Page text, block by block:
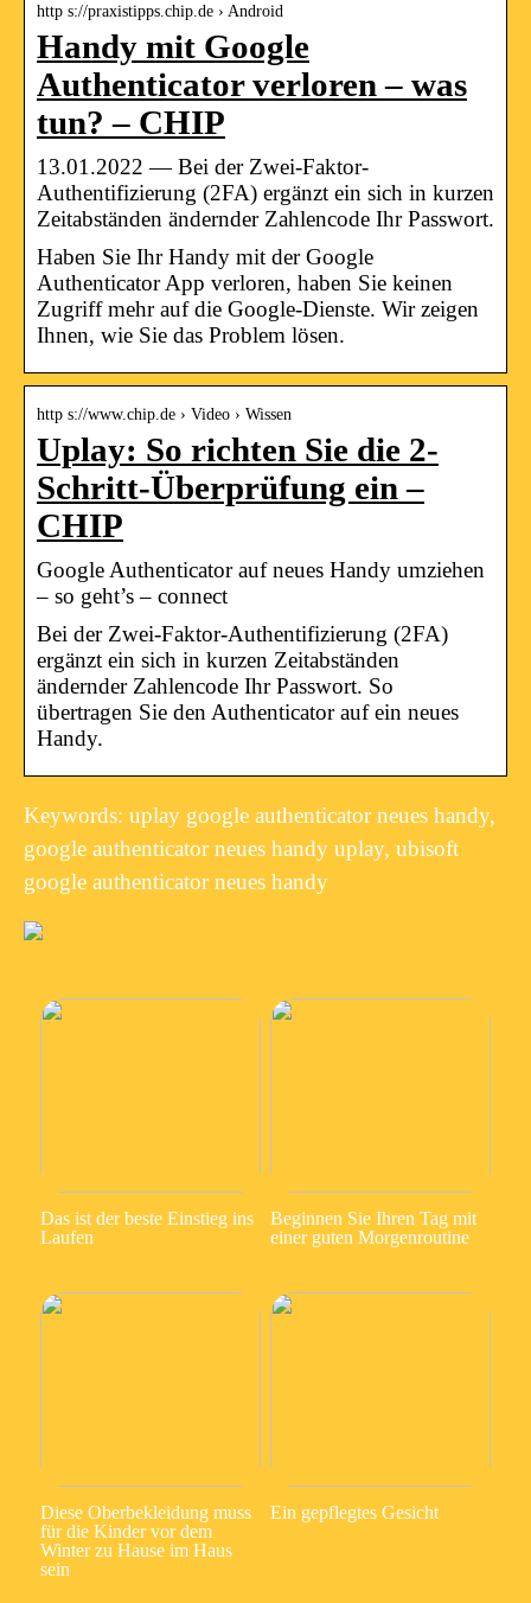
http s://praxistipps.chip.de › Android
Handy mit Google
Authenticator verloren – was
tun? – CHIP
13.01.2022 — Bei der Zwei-Faktor-
Authentifizierung (2FA) ergänzt ein sich in kurzen
Zeitabständen ändernder Zahlencode Ihr Passwort.
Haben Sie Ihr Handy mit der Google
Authenticator App verloren, haben Sie keinen
Zugriff mehr auf die Google-Dienste. Wir zeigen
Ihnen, wie Sie das Problem lösen.
http s://www.chip.de › Video › Wissen
Uplay: So richten Sie die 2-
Schritt-Überprüfung ein –
CHIP
Google Authenticator auf neues Handy umziehen
– so geht’s – connect
Bei der Zwei-Faktor-Authentifizierung (2FA)
ergänzt ein sich in kurzen Zeitabständen
ändernder Zahlencode Ihr Passwort. So
übertragen Sie den Authenticator auf ein neues
Handy.
Keywords: uplay google authenticator neues handy,
google authenticator neues handy uplay, ubisoft
google authenticator neues handy
Das ist der beste Einstieg ins
Laufen
Beginnen Sie Ihren Tag mit
einer guten Morgenroutine
Diese Oberbekleidung muss
für die Kinder vor dem
Winter zu Hause im Haus
sein
Ein gepflegtes Gesicht